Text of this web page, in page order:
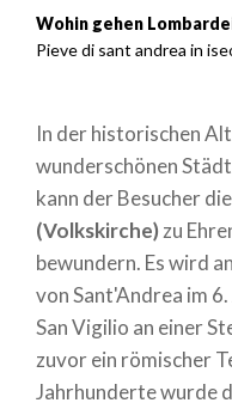
Wohin gehen
Pieve di sant andrea in
In der historischen
wunderschönen
kann der Besucher
(Volkskirche)zu
bewundern. Es wird
von Sant'Andrea im
San Vigilio an einer
zuvor ein römischer
Jahrhunderte wurde